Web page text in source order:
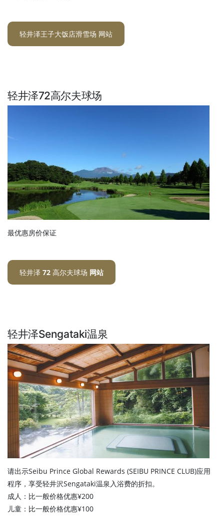
轻井泽王子大饭店滑雪场 网站
轻井泽72高尔夫球场
最优惠房价保证
轻井泽 72 高尔夫球场 网站
轻井泽Sengataki温泉
请出示Seibu Prince Global Rewards (SEIBU PRINCE CLUB)应用
程序，享受轻井沢Sengataki温泉入浴费的折扣。
成人：比一般价格优惠¥200
儿童：比一般价格优惠¥100